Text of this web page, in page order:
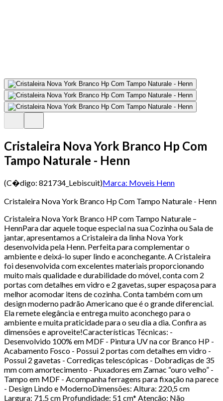
Cristaleira Nova York Branco Hp Com
Tampo Naturale - Henn
(C�digo: 821734_Lebiscuit)Marca: Moveis Henn
Cristaleira Nova York Branco Hp Com Tampo Naturale - Henn
Cristaleira Nova York Branco HP com Tampo Naturale –
HennPara dar aquele toque especial na sua Cozinha ou Sala de
jantar, apresentamos a Cristaleira da linha Nova York
desenvolvida pela Henn. Perfeita para complementar o
ambiente e deixá-lo super lindo e aconchegante. A Cristaleira
foi desenvolvida com excelentes materiais proporcionando
muito mais qualidade e durabilidade do móvel, conta com 2
portas com detalhes em vidro e 2 gavetas, super espaçosa para
melhor acomodar itens de cozinha. Conta também com um
design moderno padrão Americano que é o grande diferencial.
Ela remete elegância e entrega muito aconchego para o
ambiente e muita praticidade para o seu dia a dia. Confira as
dimensões e aproveite!Características Técnicas: -
Desenvolvido 100% em MDF - Pintura UV na cor Branco HP -
Acabamento Fosco - Possui 2 portas com detalhes em vidro -
Possui 2 gavetas - Corrediças telescópicas - Dobradiças de 35
mm com amortecimento - Puxadores em Zamac “ouro velho” -
Tampo em MDF - Acompanha ferragens para fixação na parece
- Design Lindo e ModernoDimensões: Altura: 220,5 cm
Largura: 71,5 cm Profundidade: 51 cm* Atenção: Não